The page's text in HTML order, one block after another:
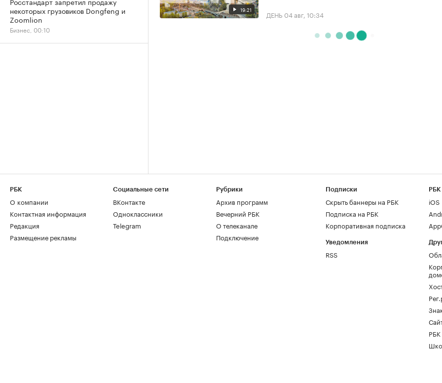
19:21 ДЕНЬ 04 авг, 10:34
некоторых грузовиков Dongfeng и
Zoomlion
Бизнес, 00:10
РБК
О компании
Контактная информация
Редакция
Размещение рекламы
Социальные сети
ВКонтакте
Одноклассники
Telegram
Рубрики
Архив программ
Вечерний РБК
О телеканале
Подключение
Подписки
Скрыть баннеры на РБК
Подписка на РБК
Корпоративная подписка
Уведомления
RSS
РБК
iOS